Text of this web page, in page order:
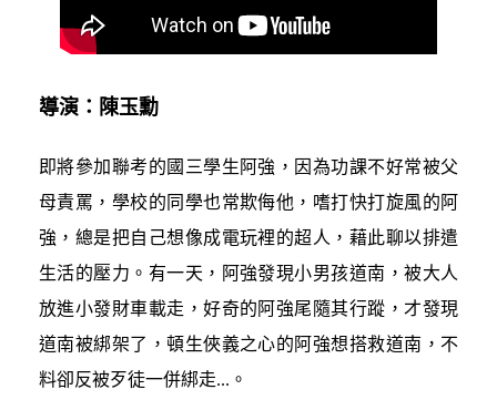
導演：陳玉勳
即將參加聯考的國三學生阿強，因為功課不好常被父
母責罵，學校的同學也常欺侮他，嗜打快打旋風的阿
強，總是把自己想像成電玩裡的超人，藉此聊以排遣
生活的壓力。有一天，阿強發現小男孩道南，被大人
放進小發財車載走，好奇的阿強尾隨其行蹤，才發現
道南被綁架了，頓生俠義之心的阿強想搭救道南，不
料卻反被歹徒一併綁走...。